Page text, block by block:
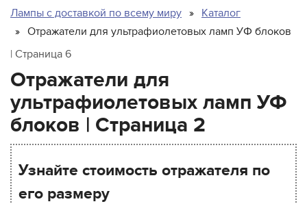
Лампы с доставкой по всему миру
Каталог
Отражатели для ультрафиолетовых ламп УФ блоков
| Страница 6
Отражатели для
ультрафиолетовых ламп УФ
блоков | Страница 2
Узнайте стоимость отражателя по
его размеру
Integration Technologies
IP&I
Matan
Microcraft
Mimaki
Mutoh